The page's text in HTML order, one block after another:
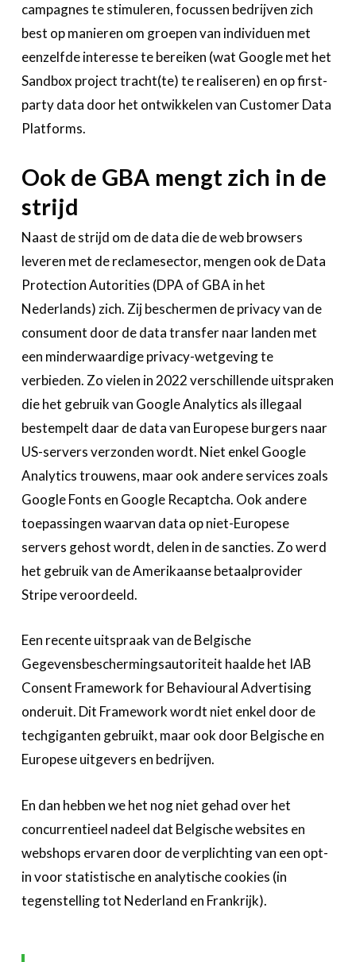
campagnes te stimuleren, focussen bedrijven zich
best op manieren om groepen van individuen met
eenzelfde interesse te bereiken (wat Google met het
Sandbox project tracht(te) te realiseren) en op first-
party data door het ontwikkelen van Customer Data
Platforms.
Ook de GBA mengt zich in de
strijd
Naast de strijd om de data die de web browsers
leveren met de reclamesector, mengen ook de Data
Protection Autorities (DPA of GBA in het
Nederlands) zich. Zij beschermen de privacy van de
consument door de data transfer naar landen met
een minderwaardige privacy-wetgeving te
verbieden. Zo vielen in 2022 verschillende uitspraken
die het gebruik van Google Analytics als illegaal
bestempelt daar de data van Europese burgers naar
US-servers verzonden wordt. Niet enkel Google
Analytics trouwens, maar ook andere services zoals
Google Fonts en Google Recaptcha. Ook andere
toepassingen waarvan data op niet-Europese
servers gehost wordt, delen in de sancties. Zo werd
het gebruik van de Amerikaanse betaalprovider
Stripe veroordeeld.
Een recente uitspraak van de Belgische
Gegevensbeschermingsautoriteit haalde het IAB
Consent Framework for Behavioural Advertising
onderuit. Dit Framework wordt niet enkel door de
techgiganten gebruikt, maar ook door Belgische en
Europese uitgevers en bedrijven.
En dan hebben we het nog niet gehad over het
concurrentieel nadeel dat Belgische websites en
webshops ervaren door de verplichting van een opt-
in voor statistische en analytische cookies (in
tegenstelling tot Nederland en Frankrijk).